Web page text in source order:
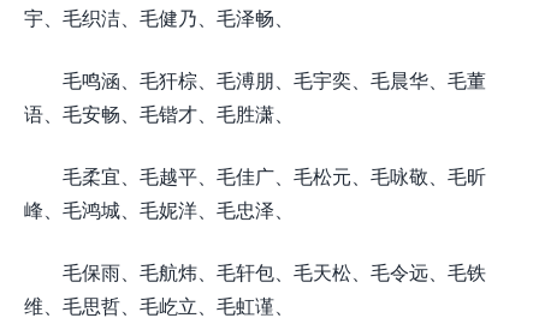
宇、毛织洁、毛健乃、毛泽畅、
毛鸣涵、毛犴棕、毛溥朋、毛宇奕、毛晨华、毛董
语、毛安畅、毛锴才、毛胜潇、
毛柔宜、毛越平、毛佳广、毛松元、毛咏敬、毛昕
峰、毛鸿城、毛妮洋、毛忠泽、
毛保雨、毛航炜、毛轩包、毛天松、毛令远、毛铁
维、毛思哲、毛屹立、毛虹谨、